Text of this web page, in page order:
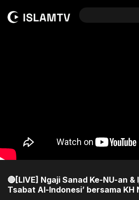
🔴[LIVE] Ngaji Sanad Ke-NU-an &
Tsabat Al-Indonesi’ bersama KH